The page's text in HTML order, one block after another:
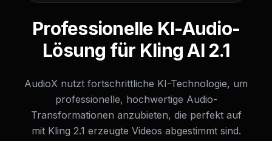
Professionelle KI-Audio-
Lösung für Kling AI 2.1
AudioX nutzt fortschrittliche KI-Technologie, um
professionelle, hochwertige Audio-
Transformationen anzubieten, die perfekt auf
mit Kling 2.1 erzeugte Videos abgestimmt sind.